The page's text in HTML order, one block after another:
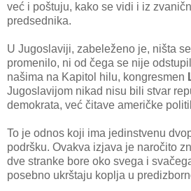
već i poštuju, kako se vidi i iz
predsednika.
U Jugoslaviji, zabeleženo je, ništa
promenilo, ni od čega se nije
našima na Kapitol hilu, kongresmen
Jugoslavijom nikad nisu bili stvar
demokrata, već čitave američke
To je odnos koji ima jedinstvenu
podršku. Ovakva izjava je naročito
dve stranke bore oko svega i
posebno ukrštaju koplja u